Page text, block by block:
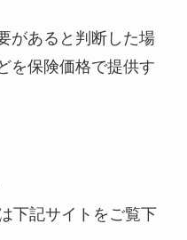
があると判断した場
を保険価格で提供す
下記サイトをご覧下